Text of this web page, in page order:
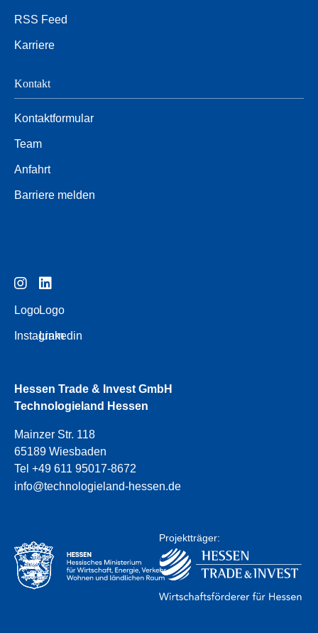
RSS Feed
Karriere
Kontakt
Kontaktformular
Team
Anfahrt
Barriere melden
Logo
Instagram
Logo
Linkedin
Hessen Trade & Invest GmbH
Technologieland Hessen
Mainzer Str. 118
65189 Wiesbaden
Tel +49 611 95017-8672
info@technologieland-hessen.de
Projektträger: